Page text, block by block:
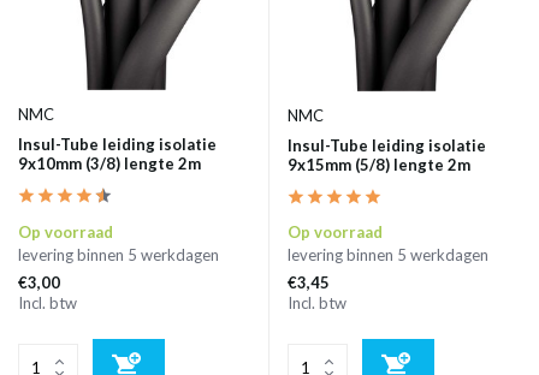
NMC
Insul-Tube leiding isolatie
9x10mm (3/8) lengte 2m
Op voorraad
levering binnen 5 werkdagen
€3,00
Incl. btw
NMC
Insul-Tube leiding isolatie
9x15mm (5/8) lengte 2m
Op voorraad
levering binnen 5 werkdagen
€3,45
Incl. btw